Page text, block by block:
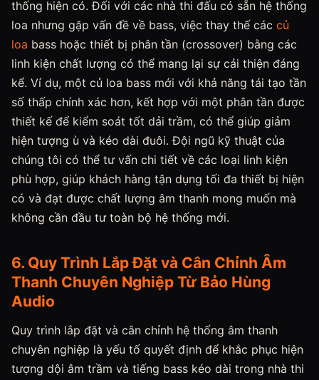
thống hiện có. Đối với các nhà thi đấu có sẵn hệ thống
loa nhưng gặp vấn đề về bass, việc thay thế các củ
loa bass hoặc thiết bị phân tần (crossover) bằng các
linh kiện chất lượng có thể mang lại sự cải thiện đáng
kể. Ví dụ, một củ loa bass mới với khả năng tái tạo tần
số thấp chính xác hơn, kết hợp với một phân tần được
thiết kế để kiểm soát tốt dải trầm, có thể giúp giảm
hiện tượng ù và kéo dài đuôi. Đội ngũ kỹ thuật của
chúng tôi có thể tư vấn chi tiết về các loại linh kiện
phù hợp, giúp khách hàng tận dụng tối đa thiết bị hiện
có và đạt được chất lượng âm thanh mong muốn mà
không cần đầu tư toàn bộ hệ thống mới.
6. Quy Trình Lắp Đặt và Cân Chỉnh Âm
Thanh Chuyên Nghiệp Từ Bảo Hùng
Audio
Quy trình lắp đặt và cân chỉnh hệ thống âm thanh
chuyên nghiệp là yếu tố quyết định để khắc phục hiện
tượng dội âm trầm và tiếng bass kéo dài trong nhà thi